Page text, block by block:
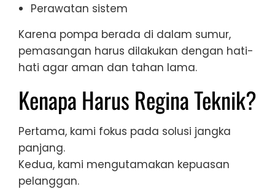
Perawatan sistem
Karena pompa berada di dalam sumur,
pemasangan harus dilakukan dengan hati-
hati agar aman dan tahan lama.
Kenapa Harus Regina Teknik?
Pertama, kami fokus pada solusi jangka
panjang.
Kedua, kami mengutamakan kepuasan
pelanggan.